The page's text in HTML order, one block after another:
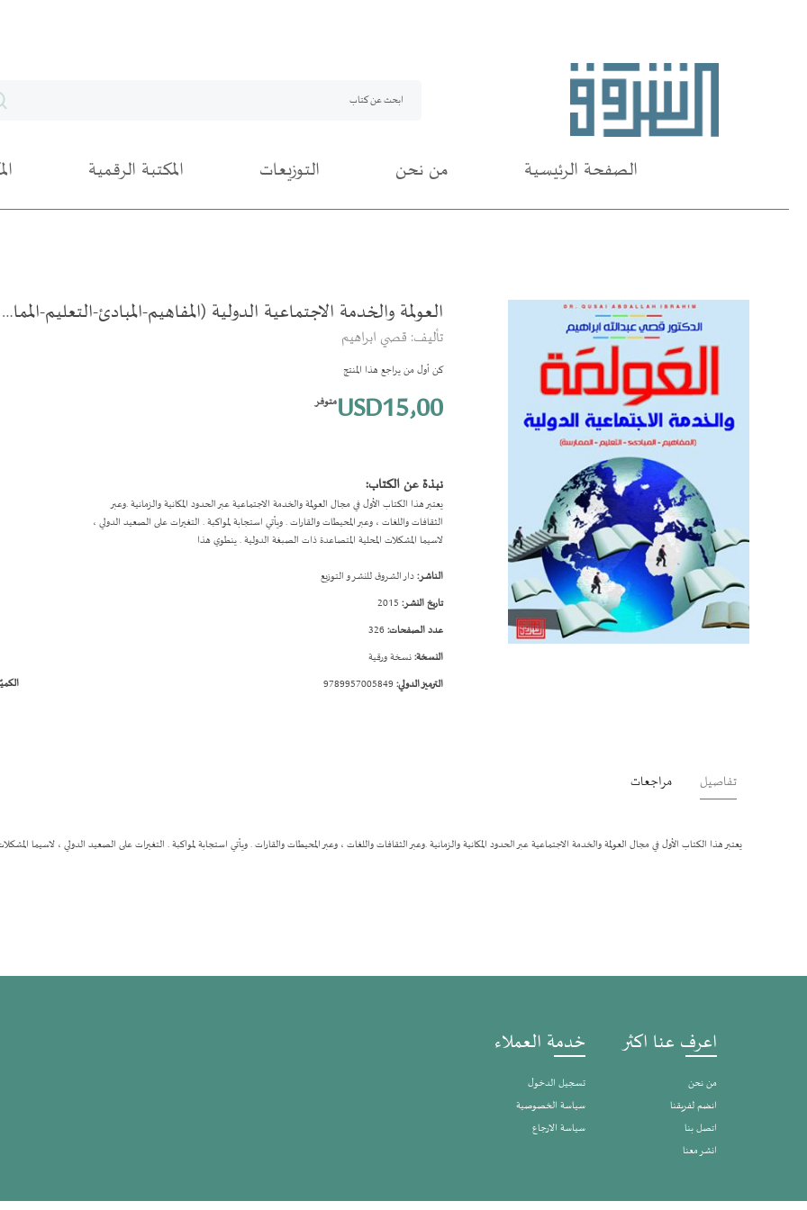
الصفحة الرئيسية من نحن التوزيعات المكتبة الرقمية
العولمة والخدمة الاجتماعية الدولية (المفاهيم-المبادئ-التعليم-المما…
تأليف: قصي ابراهيم
كن أول من يراجع هذا المنتج
USD15٫00متوفر
نبذة عن الكتاب:
يعتبر هذا الكتاب الأول في مجال العولمة والخدمة الاجتماعية عبر الحدود المكانية والزمانية .وعبر
الثقافات واللغات ، وعبر المحيطات والقارات . ويأتي استجابة لمواكبة . التغيرات على الصعيد الدولي ،
لاسيما المشكلات المحلية المتصاعدة ذات الصبغة الدولية . ينطوي هذا
الناشر:دار الشروق للنشر و التوزيع
تاريخ النشر:
عدد الصفحات:326
النسخة:نسخة ورقية
الترميز الدولي:
تفاصيل
يعتبر هذا الكتاب الأول في مجال العولمة والخدمة الاجتماعية عبر الحدود المكانية والزمانية .وعبر الثقافات واللغات ، وعبر المحيطات والقارات . ويأتي استجابة لمواكبة . التغيرات على الصعيد الدولي ، لاسيما
مراجعات
اعرف عنا اكثر
من نحن
انضم لفريقنا
اتصل بنا
انشر معنا
خدمة العملاء
تسجيل الدخول
سياسة الخصوصية
سياسة الارجاع